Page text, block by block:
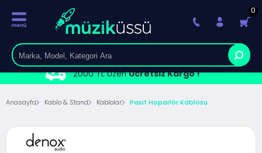
2000 TL ÜzeriÜcretsiz Kargo !
0
Anasayfa Kablo & Stand Kablolar Pasif Hoparlör Kablosu